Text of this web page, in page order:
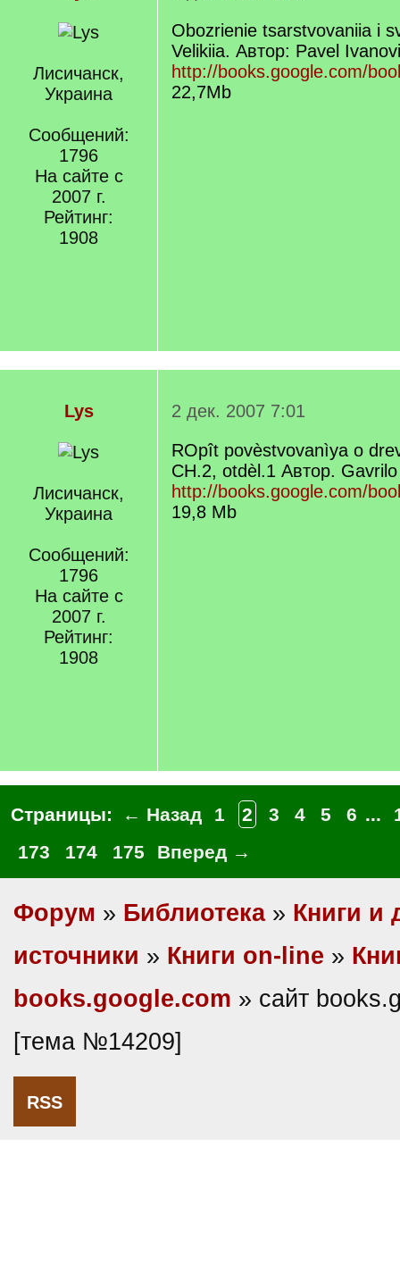
Лисичанск,
Украина
Сообщений:
1796
На сайте с
2007 г.
Рейтинг:
1908
Obozrienie tsarstvovaniia i
Velikiia. Автор: Pavel
http://books.google.com/
22,7Mb
Lys
Лисичанск,
Украина
Сообщений:
1796
На сайте с
2007 г.
Рейтинг:
1908
2 дек. 2007 7:01
ROpît povèstvovanìya o
CH.2, otdèl.1 Автор.
http://books.google.com/
19,8 Mb
Страницы: ← Назад 1 2 3 4 5 6 ...
173
174 175 Вперед →
Форум » Библиотека» Книги и
источники » Книги on-line »
books.google.com » сайт
[тема №14209]
RSS